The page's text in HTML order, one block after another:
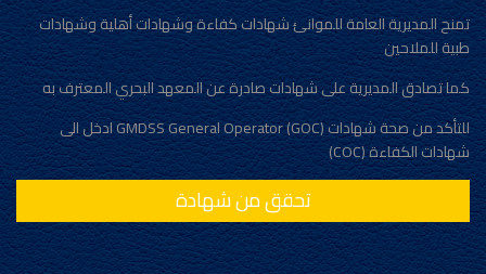
تمنح المديرية العامة للموانئ شهادات كفاءة وشهادات أهلية وشهادات
طبية للملاحين
كما تصادق المديرية على شهادات صادرة عن المعهد البحري المعترف به
للتأكد من صحة شهادات (GMDSS General Operator (GOC ادخل الى
شهادات الكفاءة (COC)
تحقق من شهادة